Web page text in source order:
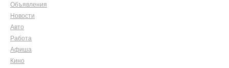
Объявления
Новости
Авто
Работа
Афиша
Кино